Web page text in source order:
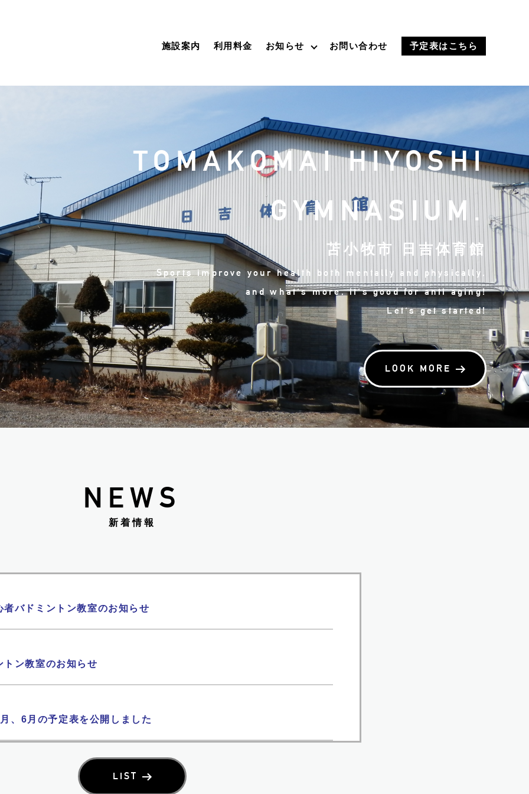
施設案内 利用料金 お知らせ お問い合わせ 予定表はこちら
TOMAKOMAI HIYOSHI
GYMNASIUM.
苫小牧市 日吉体育館
Sports improve your health both mentally and physically,
and what's more, it's good for anti aging!
Let's get started!
LOOK MORE
NEWS
新着情報
者バドミントン教室のお知らせ
トン教室のお知らせ
、6月の予定表を公開しました
LIST